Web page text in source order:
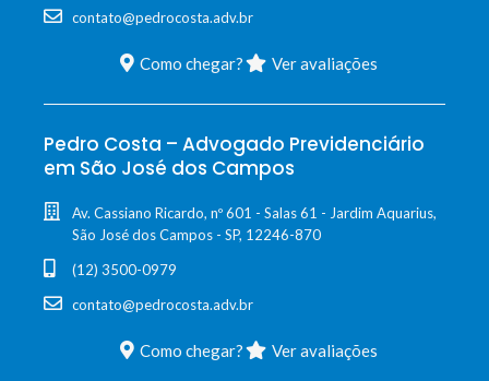
contato@pedrocosta.adv.br
Como chegar? Ver avaliações
Pedro Costa – Advogado Previdenciário
em São José dos Campos
Av. Cassiano Ricardo, nº 601 - Salas 61 - Jardim Aquarius,
São José dos Campos - SP, 12246-870
(12) 3500-0979
contato@pedrocosta.adv.br
Como chegar? Ver avaliações